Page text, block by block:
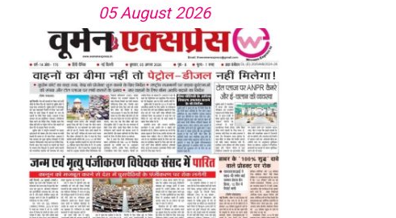
05 August 2026